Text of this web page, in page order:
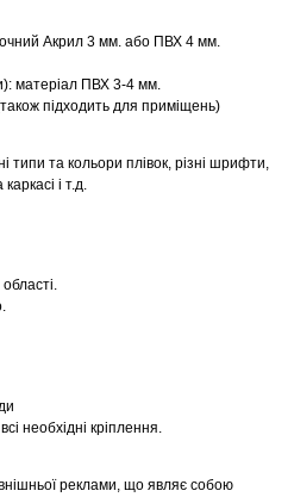
Акрил 3 мм. або ПВХ 4 мм.
матеріал ПВХ 3-4 мм.
підходить для приміщень)
типи та кольори плівок, різні шрифти,
і т.д.
необхідні кріплення.
реклами, що являє собою